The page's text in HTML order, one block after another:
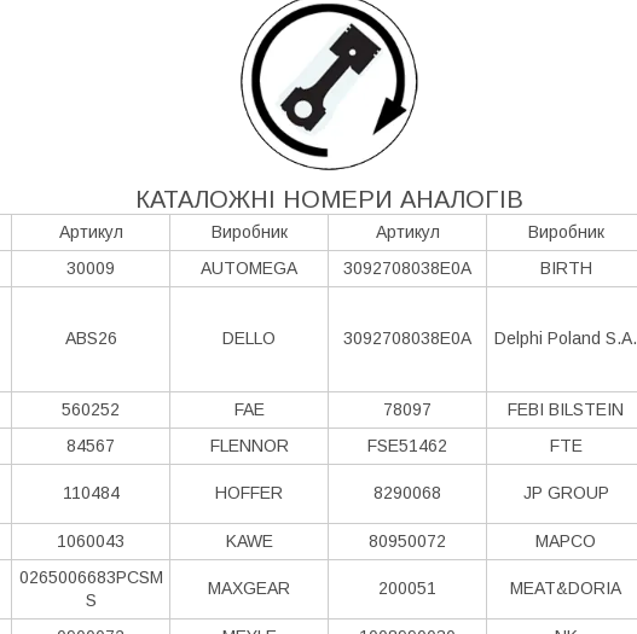
КАТАЛОЖНІ НОМЕРИ АНАЛОГІВ
Артикул Виробник Артикул Виробник
30009 AUTOMEGA 3092708038E0A BIRTH
ABS26 DELLO 3092708038E0A Delphi Poland S.А.
560252 FAE 78097 FEBI BILSTEIN
84567 FLENNOR FSE51462 FTE
110484 HOFFER 8290068 JP GROUP
1060043 KAWE 80950072 MAPCO
0265006683PCSM
S
MAXGEAR 200051 MEAT&DORIA